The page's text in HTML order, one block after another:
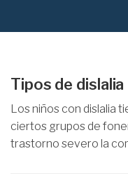
Tipos de dislalia
Los niños con dislalia
ciertos grupos de
trastorno severo la